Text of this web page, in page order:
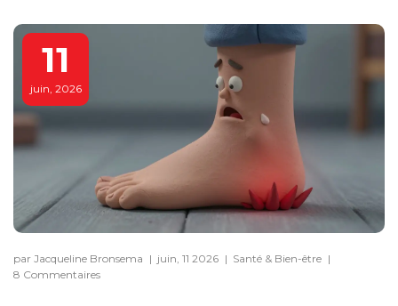
11
juin, 2026
par Jacqueline Bronsema | juin, 11 2026 | Santé & Bien-être |
8 Commentaires